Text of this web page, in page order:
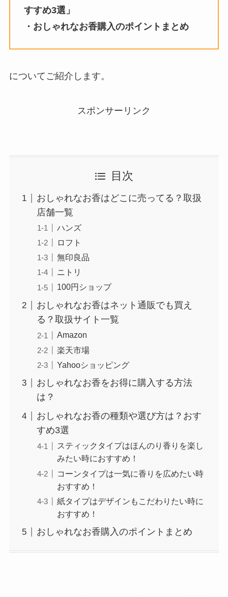
すすめ3選」
・ おしゃれなお香購入のポイントまとめ
についてご紹介します。
スポンサーリンク
目次
おしゃれなお香はどこに売ってる？取扱
店舗一覧
ハンズ
ロフト
無印良品
ニトリ
100円ショップ
おしゃれなお香はネット通販でも買え
る？取扱サイト一覧
Amazon
楽天市場
Yahooショッピング
おしゃれなお香をお得に購入する方法
は？
おしゃれなお香の種類や選び方は？おす
すめ3選
スティックタイプはほんのり香りを楽し
みたい時におすすめ！
コーンタイプは一気に香りを広めたい時
おすすめ！
紙タイプはデザインもこだわりたい時に
おすすめ！
おしゃれなお香購入のポイントまとめ